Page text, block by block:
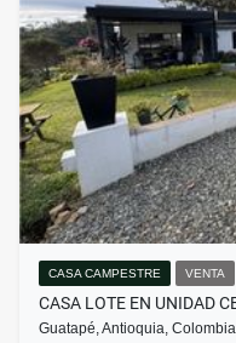
CASA CAMPESTRE VENTA
CASA LOTE EN UNIDAD
Guatapé, Antioquia, Colombia